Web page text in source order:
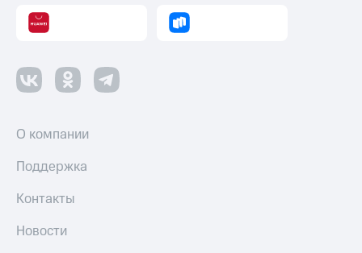
О компании
Поддержка
Контакты
Новости